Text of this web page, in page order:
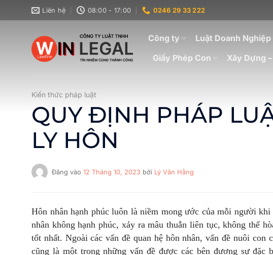
qua
Liên hệ 08:00 - 17:00 0246 29 33 222
Công ty Luật Doanh Nghiệp
Giấy Phép Con
Xây Dựng
Kiến thức pháp luật
QUY ĐỊNH PHÁP
LY HÔN
Đăng vào 12 Tháng 10, 2023 bởi Lý Văn Hằng
Hôn nhân hạnh phúc luôn là niềm mong ước của mỗi người
nhân không hạnh phúc, xảy ra mâu thuẫn liên tục, không thể
tốt nhất. Ngoài các vấn đề quan hệ hôn nhân, vấn đề nuôi
cũng là một trong những vấn đề được các bên đương sự đặc